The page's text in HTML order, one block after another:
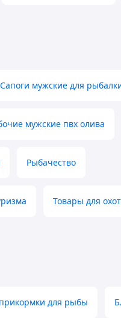
Сапоги мужские для
мужские пвх олива
Рыбачество
Товары для
для рыбы